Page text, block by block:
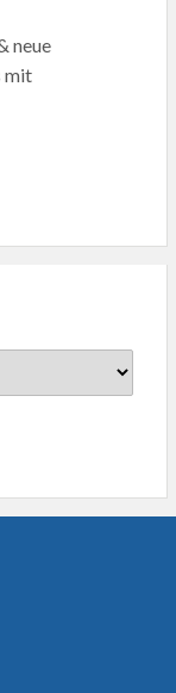
neue
mit